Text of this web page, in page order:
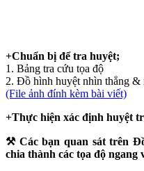
+Chuẩn bị để tra huyệt;
1. Bảng tra cứu tọa độ
2. Đồ hình huyệt nhìn thẳng &
(File ảnh đính kèm bài viết)
+Thực hiện xác định huyệt
⚒ Các bạn quan sát trên
chia thành các tọa độ ngang